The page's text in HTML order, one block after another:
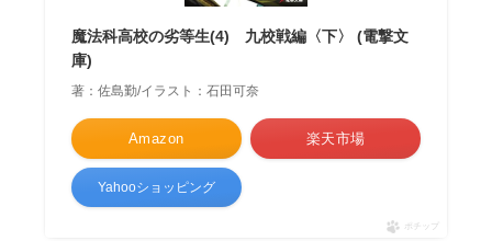
魔法科高校の劣等生(4) 九校戦編〈下〉 (電撃文
庫)
著：佐島勤/イラスト：石田可奈
Amazon 楽天市場
Yahooショッピング
ポチップ